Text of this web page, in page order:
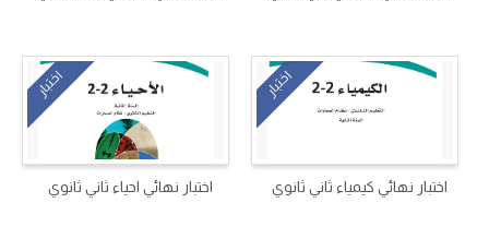
اختبار
اختبار نهائي كيمياء ثاني ثانوي
اختبار
اختبار نهائي احياء ثاني ثانوي